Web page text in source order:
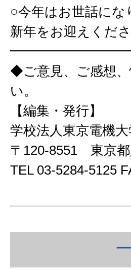
○今年はお世話に
新年をお迎えくださ
◆ご意見、ご感想
い。
【編集・発行】
学校法人東京電
〒120-8551 東京
TEL 03-5284-5125